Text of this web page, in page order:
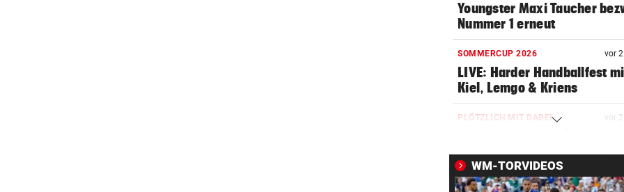
Youngster Maxi Taucher
Nummer 1 erneut
SOMMERCUP 2026 vor
LIVE: Harder Handballfest
Kiel, Lemgo & Kriens
PLÖTZLICH MIT DABEI vor
im Trainingslager
APPELL IM LUXUS-HOTEL vor
WM-TORVIDEOS